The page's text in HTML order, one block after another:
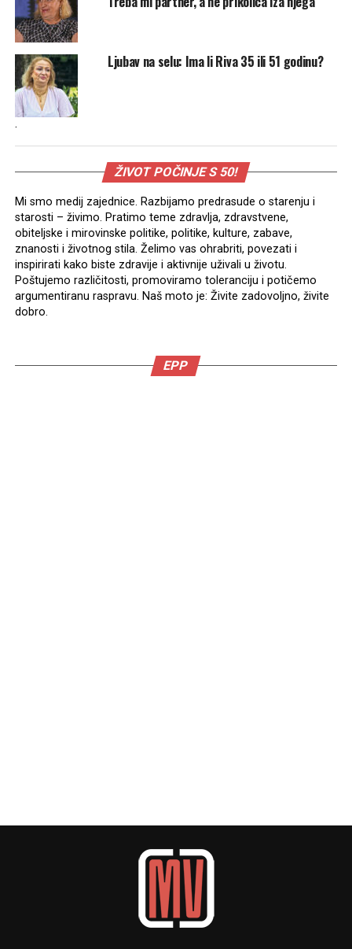
Ljubav na selu: Ima li Riva 35 ili 51 godinu?
.
ŽIVOT POČINJE S 50!
Mi smo medij zajednice. Razbijamo predrasude o starenju i
starosti – živimo. Pratimo teme zdravlja, zdravstvene,
obiteljske i mirovinske politike, politike, kulture, zabave,
znanosti i životnog stila. Želimo vas ohrabriti, povezati i
inspirirati kako biste zdravije i aktivnije uživali u životu.
Poštujemo različitosti, promoviramo toleranciju i potičemo
argumentiranu raspravu. Naš moto je: Živite zadovoljno, živite
dobro.
EPP